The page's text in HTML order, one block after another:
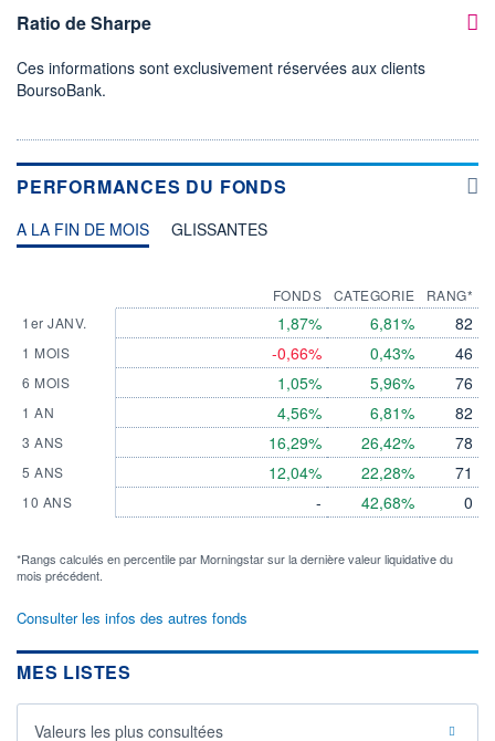
Ratio de Sharpe
Ces informations sont exclusivement réservées aux clients
BoursoBank.
PERFORMANCES DU FONDS
A LA FIN DE MOIS GLISSANTES
1er JANV.
1 MOIS
6 MOIS
1 AN
3 ANS
5 ANS
10 ANS
FONDS
1,87%
-0,66%
1,05%
4,56%
16,29%
12,04%
-
CATEGORIE
6,81%
0,43%
5,96%
6,81%
26,42%
22,28%
42,68%
RANG*
82
46
76
82
78
71
0
*Rangs calculés en percentile par Morningstar sur la dernière valeur liquidative du
mois précédent.
Consulter les infos des autres fonds
MES LISTES
Valeurs les plus consultées